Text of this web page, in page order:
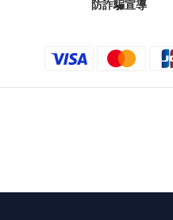
防詐騙宣導